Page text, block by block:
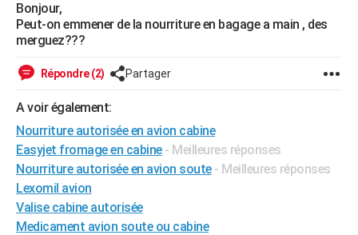
Essais
Réserver un essai
Citadines
Berlines
SUV
Forum auto
+HIGH-TECH
Mobiles
Meilleur smartphone
Internet
Ordinateurs
Jeux vidéo
Guide high-tech
+
Forum
Aménagement intérieur
Extérieur
Cuisine
Salle de bains
Jardinage
Rangement
WEEK-END
Guides de France
Escapades
Patrimoine
Expositions
Musées
Week-end nature
+LIFESTYLE
Art de vivre
Bien-être
Loisirs
Mode
Modes de vie
SANTE
Alimentation
Guide de la santé
Maladies
Médicaments
Sommeil
VOYAGE
Destinations
City break
Voyage nature
Voyage de noces
Forum
Climat
+PHOTO
Bonjour,
Peut-on emmener de la nourriture en bagage a main , des
merguez???
Répondre (2) Partager
A voir également:
Nourriture autorisée en avion cabine
Easyjet fromage en cabine - Meilleures réponses
Nourriture autorisée en avion soute - Meilleures réponses
Lexomil avion
Valise cabine autorisée
Medicament avion soute ou cabine